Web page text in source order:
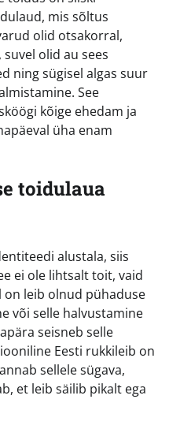
mis sõltus
olid otsakorral,
olid au sees
ning sügisel algas suur
See
kõige ehedam ja
üha enam
toidulaua
alustala, siis
ei ole lihtsalt toit, vaid
on leib olnud pühaduse
või selle halvustamine
seisneb selle
Eesti rukkileib on
sellele sügava,
et leib säilib pikalt ega